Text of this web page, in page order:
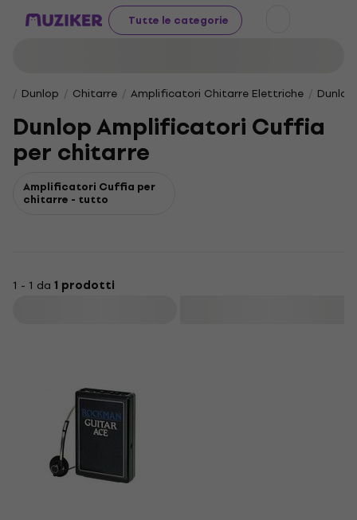
Tutte le categorie
Dunlop Chitarre Amplificatori Chitarre Elettriche
Dunlop Amplificatori Cuffia
per chitarre
Amplificatori Cuffia per
chitarre - tutto
1 - 1 da 1 prodotti